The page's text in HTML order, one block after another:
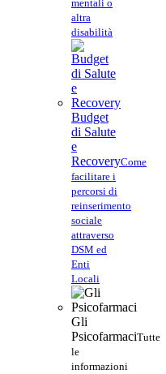
mentali o
altra
disabilità
Budget
di Salute
e
RecoveryCome
facilitare i
percorsi di
reinserimento
sociale
attraverso
DSM ed
Enti
Locali
Gli
PsicofarmaciTutte
le
informazioni